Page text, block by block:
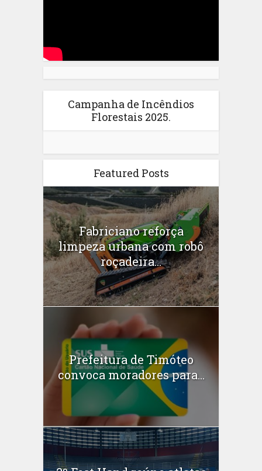
Campanha de Incêndios
Florestais 2025.
Featured Posts
Fabriciano reforça
limpeza urbana com robô
roçadeira...
Prefeitura de Timóteo
convoca moradores para...